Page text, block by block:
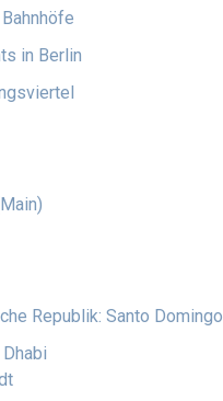
in Berlin
Republik: Santo Domingo